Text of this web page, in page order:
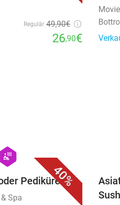
Regulär 49,90€
26,90€
40%
wellness
Pediküre
Spa